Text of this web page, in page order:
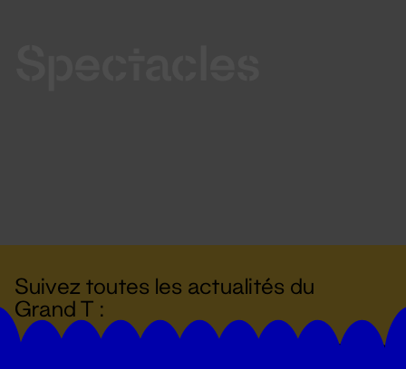
Suivez toutes les actualités du
Grand T :